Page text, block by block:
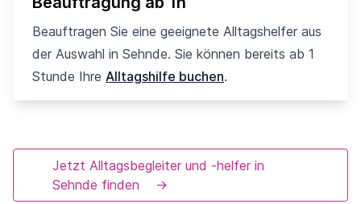
Beauftragen Sie eine geeignete Alltagshelfer aus
der Auswahl in Sehnde. Sie können bereits ab 1
Stunde Ihre Alltagshilfe buchen.
Jetzt Alltagsbegleiter und -helfer in
Sehnde finden
→